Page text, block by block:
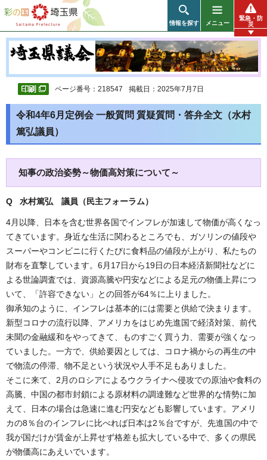
彩の国 埼玉県
情報を探す メニュー
緊急・防
災
ページ番号：218547 掲載日：2025年7月7日
令和4年6月定例会 一般質問 質疑質問・答弁全文（水村
篤弘議員）
知事の政治姿勢～物価高対策について～
Q 水村篤弘 議員（民主フォーラム）
4月以降、日本を含む世界各国でインフレが加速して物価が高くなっ
てきています。身近な生活に関わるところでも、ガソリンの値段や
スーパーやコンビニに行くたびに食料品の値段が上がり、私たちの
財布を直撃しています。6月17日から19日の日本経済新聞社などに
よる世論調査では、資源高騰や円安などによる足元の物価上昇につ
いて、「許容できない」との回答が64％に上りました。
御承知のように、インフレは基本的には需要と供給で決まります。
新型コロナの流行以降、アメリカをはじめ先進国で経済対策、前代
未聞の金融緩和をやってきて、ものすごく買う力、需要が強くなっ
ていました。一方で、供給要因としては、コロナ禍からの再生の中
で物流の停滞、物不足という状況や人手不足もありました。
そこに来て、2月のロシアによるウクライナへ侵攻での原油や食料の
高騰、中国の都市封鎖による原材料の調達難など世界的な情勢に加
えて、日本の場合は急速に進む円安なども影響しています。アメリ
カの8％台のインフレに比べれば日本は2％台ですが、先進国の中で
我が国だけが賃金が上昇せず格差も拡大している中で、多くの県民
が物価高にあえいでいます。